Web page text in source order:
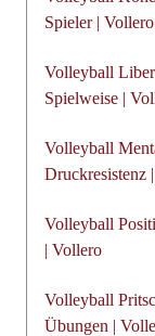
Spieler | Vollero
Volleyball
Spielweise |
Volleyball
Druckresistenz
Volleyball
| Vollero
Volleyball
Übungen |